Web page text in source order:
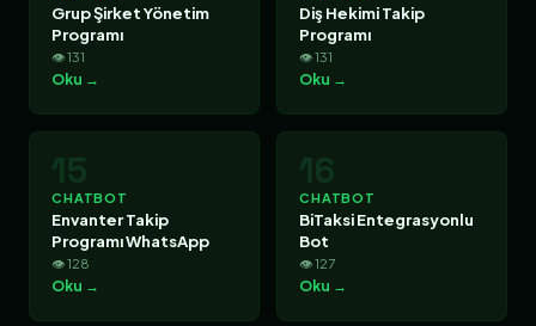
Grup Şirket Yönetim
Programı
👁 131
Oku →
Diş Hekimi Takip
Programı
👁 131
Oku →
15
CHATBOT
Envanter Takip
Programı WhatsApp
👁 128
Oku →
16
CHATBOT
BiTaksi Entegrasyonlu
Bot
👁 127
Oku →